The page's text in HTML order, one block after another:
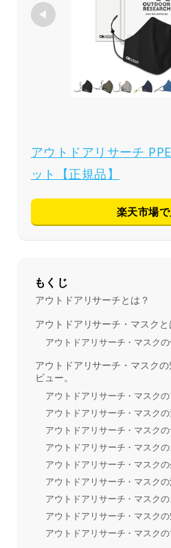
アウトドアリサーチ
ット【正規品】
楽天市場
もくじ
アウトドアリサーチとは？
アウトドアリサーチ・マスクと
アウトドアリサーチ・マスクの
アウトドアリサーチ・マスク
ビュー。
アウトドアリサーチ・マスク
アウトドアリサーチ・マスクの
アウトドアリサーチ・マスク
アウトドアリサーチ・マスク
アウトドアリサーチ・マスク
アウトドアリサーチ・マスク
アウトドアリサーチ・マスク
アウトドアリサーチ・マスク
アウトドアリサーチ・マスク